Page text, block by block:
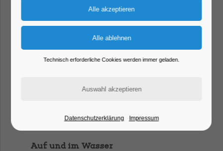
Umland der Havelstadt
Gastronomie
Cafés und Eisdielen
Auf und im Wasser
Technisch erforderliche Cookies werden immer geladen.
Datenschutzerklärung Impressum